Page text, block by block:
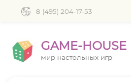
8 (495) 204-17-53
GAME-HOUSE
мир настольных игр